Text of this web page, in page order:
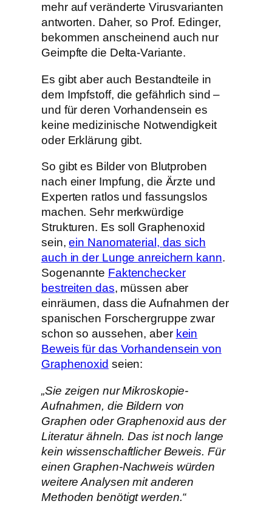
mehr auf veränderte Virusvarianten
antworten. Daher, so Prof. Edinger,
bekommen anscheinend auch nur
Geimpfte die Delta-Variante.
Es gibt aber auch Bestandteile in
dem Impfstoff, die gefährlich sind –
und für deren Vorhandensein es
keine medizinische Notwendigkeit
oder Erklärung gibt.
So gibt es Bilder von Blutproben
nach einer Impfung, die Ärzte und
Experten ratlos und fassungslos
machen. Sehr merkwürdige
Strukturen. Es soll Graphenoxid
sein,ein Nanomaterial , das sich
auch in der Lunge anreichern kann.
Sogenannte Faktenchecker
bestreiten das, müssen aber
einräumen, dass die Aufnahmen der
spanischen Forschergruppe zwar
schon so aussehen, aber kein
Beweis für das Vorhandensein von
Graphenoxid seien:
„Sie zeigen nur Mikroskopie-
Aufnahmen, die Bildern von
Graphen oder Graphenoxid aus der
Literatur ähneln. Das ist noch lange
kein wissenschaftlicher Beweis. Für
einen Graphen-Nachweis würden
weitere Analysen mit anderen
Methoden benötigt werden.“